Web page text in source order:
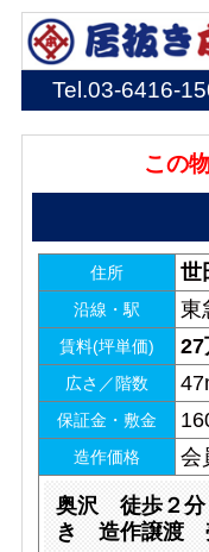
Tel.03-6416-
この
住所 世
沿線・駅 東
賃料(坪単価) 27
広さ／階数
保証金・敷金
造作価格 会
奥沢 徒歩２
き 造作譲渡